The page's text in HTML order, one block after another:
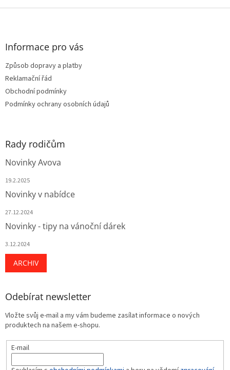
v
Z
Informace pro vás
Způsob dopravy a platby
Reklamační řád
Obchodní podmínky
Podmínky ochrany osobních údajů
Rady rodičům
Novinky Avova
19.2.2025
Novinky v nabídce
27.12.2024
Novinky - tipy na vánoční dárek
3.12.2024
ARCHIV
Odebírat newsletter
Vložte svůj e-mail a my vám budeme zasílat informace o nových
produktech na našem e-shopu.
E-mail